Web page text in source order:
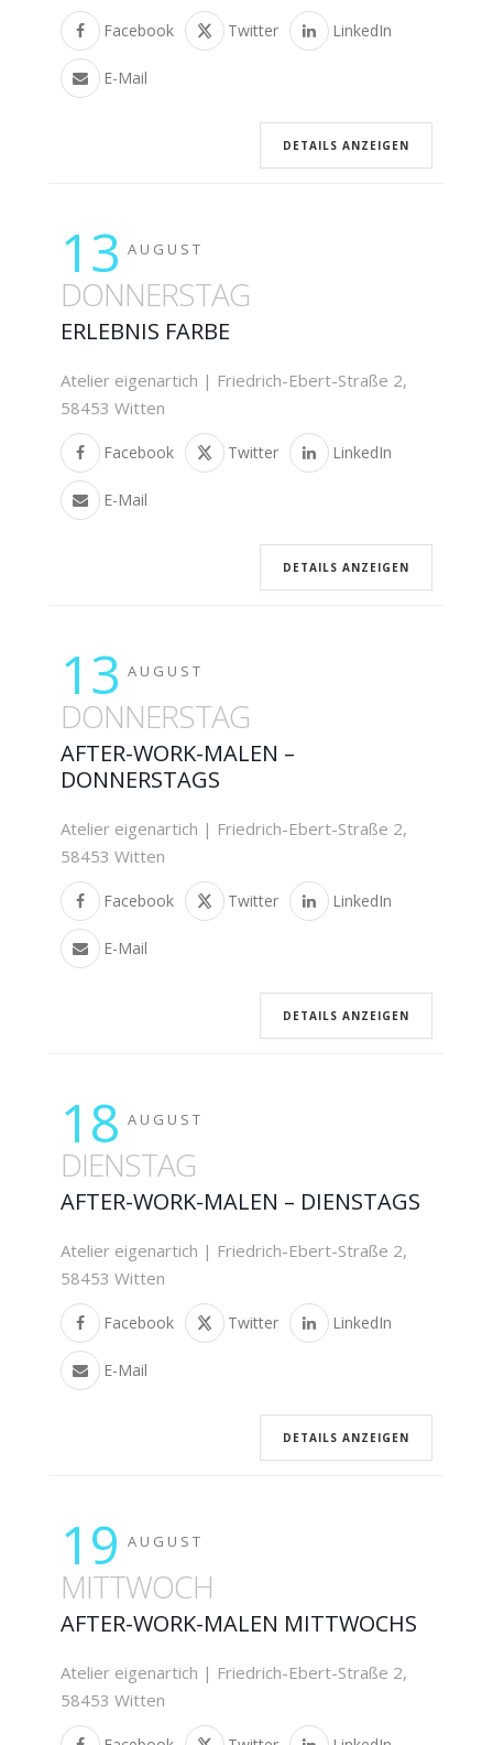
Facebook Twitter LinkedIn
E-Mail
DETAILS ANZEIGEN
13 AUGUST
DONNERSTAG
ERLEBNIS FARBE
Atelier eigenartich | Friedrich-Ebert-Straße 2,
58453 Witten
Facebook Twitter LinkedIn
E-Mail
DETAILS ANZEIGEN
13 AUGUST
DONNERSTAG
AFTER-WORK-MALEN –
DONNERSTAGS
Atelier eigenartich | Friedrich-Ebert-Straße 2,
58453 Witten
Facebook Twitter LinkedIn
E-Mail
DETAILS ANZEIGEN
18 AUGUST
DIENSTAG
AFTER-WORK-MALEN – DIENSTAGS
Atelier eigenartich | Friedrich-Ebert-Straße 2,
58453 Witten
Facebook Twitter LinkedIn
E-Mail
DETAILS ANZEIGEN
19 AUGUST
MITTWOCH
AFTER-WORK-MALEN MITTWOCHS
Atelier eigenartich | Friedrich-Ebert-Straße 2,
58453 Witten